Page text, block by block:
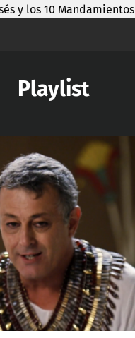
y los 10 Mandamientos
Playlist